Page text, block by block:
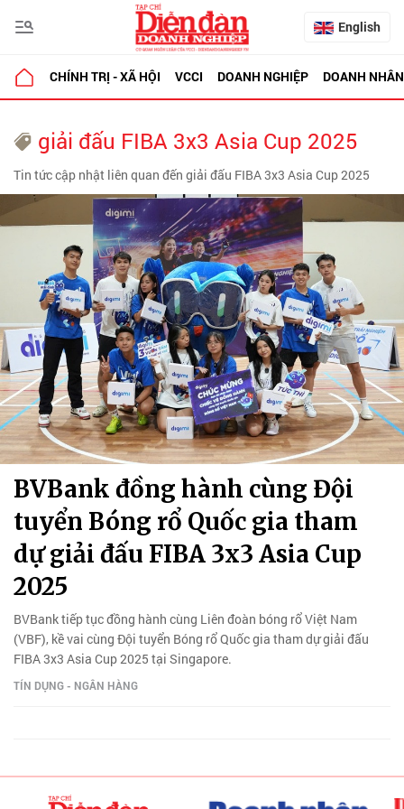
English
CHÍNH TRỊ - XÃ HỘI VCCI DOANH NGHIỆP DOANH NHÂN
giải đấu FIBA 3x3 Asia Cup 2025
Tin tức cập nhật liên quan đến giải đấu FIBA 3x3 Asia Cup 2025
BVBank đồng hành cùng Đội
tuyển Bóng rổ Quốc gia tham
dự giải đấu FIBA 3x3 Asia Cup
2025
BVBank tiếp tục đồng hành cùng Liên đoàn bóng rổ Việt Nam
(VBF), kề vai cùng Đội tuyển Bóng rổ Quốc gia tham dự giải đấu
FIBA 3x3 Asia Cup 2025 tại Singapore.
TÍN DỤNG - NGÂN HÀNG